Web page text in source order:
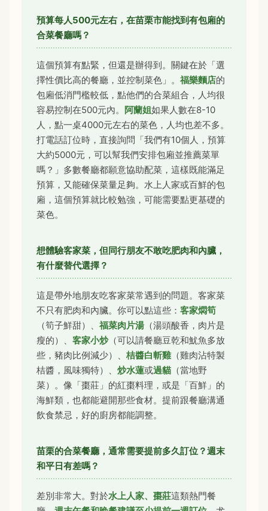
預算每人500元左右，在苗栗市能找到有包廂的
合菜餐廳嗎？
這個預算有點緊，但還是辦得到。關鍵在於「選
擇性價比高的餐廳，並控制菜色」。 福樂麵店的
包廂低消門檻較低，點他們的合菜組合，人均很
容易控制在500元內。 阿蘭姐如果人數在8-10
人，點一桌4000元左右的菜色，人均也差不多。
打電話訂位時，直接詢問「我們有10個人，預算
大約5000元，可以幫我們安排包廂並推薦菜單
嗎？」多數餐廳都願意協助配菜，這樣既能滿足
預算，又能確保菜量足夠。水上人家或百鮮的包
廂，這個預算就比較勉強，可能需要點更基礎的
菜色。
想體驗客家菜，但同行朋友不敢吃肥肉和內臟，
有什麼替代選擇？
這是帶外地朋友吃客家菜常遇到的問題。客家菜
不只有肥肉和內臟。你可以點這些： 客家燜筍
（筍子鮮甜）、 福菜肉片湯 （湯頭酸香，肉片是
瘦的）、 客家小炒（可以請餐廳豆乾和魷魚多放
些，豬肉比例減少）、 桔醬白斬雞（雞肉沾特製
桔醬，風味獨特）、 炒水蓮或過貓 （當地野
菜）。像「棗莊」的紅棗料理，或是「百鮮」的
海鮮類，也都能避開那些食材。提前跟餐廳溝通
飲食禁忌，好的廚房都能調整。
苗栗的合菜餐廳，通常需要提前多久訂位？週末
和平日有差嗎？
差別非常大。對於水上人家、棗莊這類熱門餐